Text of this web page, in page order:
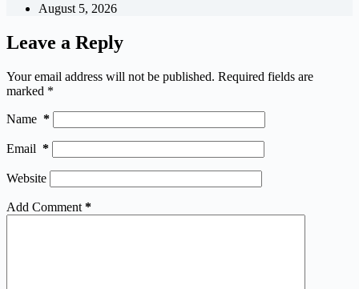
August 5, 2026
Leave a Reply
Your email address will not be published. Required fields are
marked *
Name *
Email *
Website
Add Comment *